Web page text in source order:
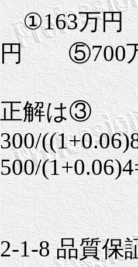
①163万
円 ⑤700
正解は③
300/
500/
2-1-8 品質保